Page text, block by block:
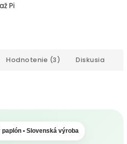
Pi
Hodnotenie (3) Diskusia
• Slovenská výroba